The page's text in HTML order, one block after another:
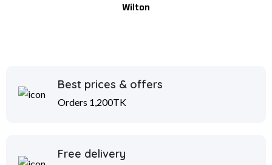
Wilton
Best prices & offers
Orders 1,200TK
Free delivery